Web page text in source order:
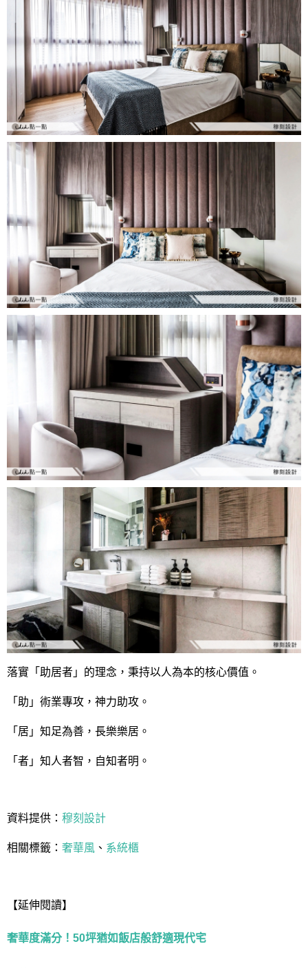
落實「助居者」的理念，秉持以人為本的核心價值。
「助」術業專攻，神力助攻。
「居」知足為善，長樂樂居。
「者」知人者智，自知者明。
資料提供： 穆刻設計
相關標籤： 奢華風 、 系統櫃
【延伸閱讀】
奢華度滿分！50坪猶如飯店般舒適現代宅